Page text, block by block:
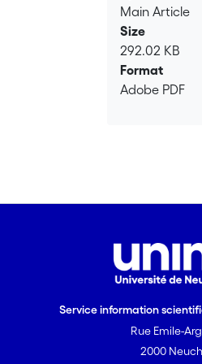
Main Article
Size
292.02 KB
Format
Adobe PDF
Service information
Rue Emile-
2000